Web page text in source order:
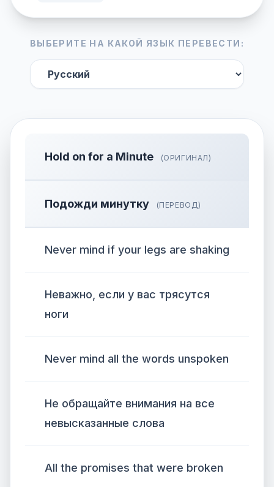
ВЫБЕРИТЕ НА КАКОЙ ЯЗЫК ПЕРЕВЕСТИ:
Hold on for a Minute (ОРИГИНАЛ)
Подожди минутку (ПЕРЕВОД)
Never mind if your legs are shaking
Неважно, если у вас трясутся
ноги
Never mind all the words unspoken
Не обращайте внимания на все
невысказанные слова
All the promises that were broken